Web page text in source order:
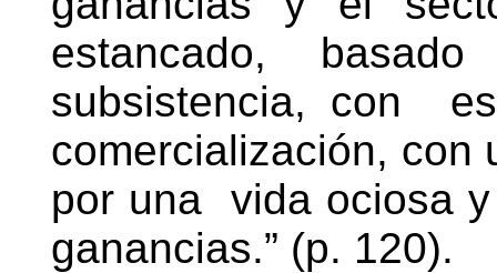
estancado,
subsistencia, con
comercialización, con
por una
vida ociosa
ganancias.” (p. 120).